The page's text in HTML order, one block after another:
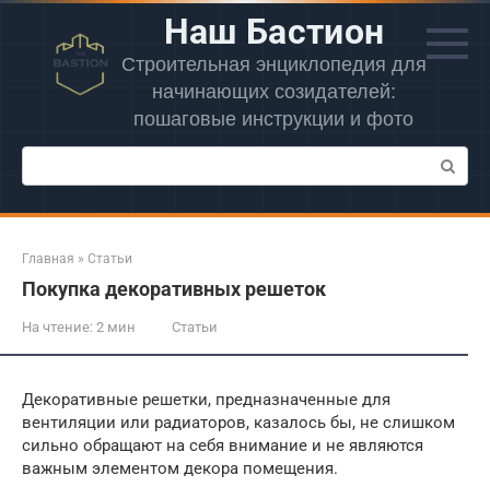
Перейти
контенту
Наш Бастион
Строительная энциклопедия для
начинающих созидателей:
пошаговые инструкции и фото
Поиск:
Главная » Статьи
Покупка декоративных решеток
На чтение: 2 мин Статьи
Декоративные решетки, предназначенные для
вентиляции или радиаторов, казалось бы, не слишком
сильно обращают на себя внимание и не являются
важным элементом декора помещения.